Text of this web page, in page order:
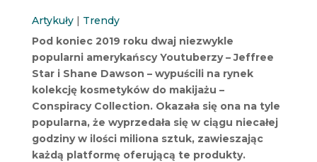
Artykuły| Trendy
Pod koniec 2019 roku dwaj niezwykle
popularni amerykańscy Youtuberzy – Jeffree
Star i Shane Dawson – wypuścili na rynek
kolekcję kosmetyków do makijażu –
Conspiracy Collection. Okazała się ona na tyle
popularna, że wyprzedała się w ciągu niecałej
godziny w ilości miliona sztuk, zawieszając
każdą platformę oferującą te produkty.